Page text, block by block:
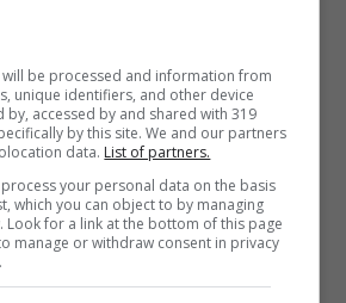
lavorativa nel luogo
be processed and information from
unique identifiers, and other device
by, accessed by and shared with 319
by this site. We and our partners
data. List of partners.
your personal data on the basis
which you can object to by managing
for a link at the bottom of this page
manage or withdraw consent in privacy